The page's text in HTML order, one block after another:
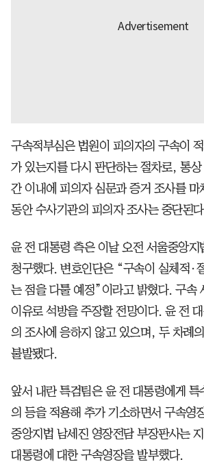
구속적부심은 법원이 피의자의 구속이
가 있는지를 다시 판단하는 절차로, 통상
간 이내에 피의자 심문과 증거 조사를 마
동안 수사기관의 피의자 조사는 중단된
윤 전 대통령 측은 이날 오전 서울중앙지
청구했다. 변호인단은 “구속이 실체적·
는 점을 다툴 예정”이라고 밝혔다. 구속
이유로 석방을 주장할 전망이다. 윤 전
의 조사에 응하지 않고 있으며, 두 차례
불발됐다.
앞서 내란 특검팀은 윤 전 대통령에게 특
의 등을 적용해 추가 기소하면서 구속영
중앙지법 남세진 영장전담 부장판사는
대통령에 대한 구속영장을 발부했다.